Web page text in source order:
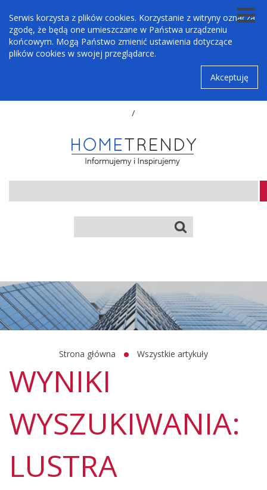
Serwis korzysta z plików cookies. Korzystanie z witryny oznacza
zgodę, że będą one umieszczane w Państwa urządzeniu
końcowym. Mogą Państwo zmienić ustawienia dotyczące
plików cookies w swojej przeglądarce.
Akceptuję
/
Strona główna Wszystkie artykuły
WYNIKI
WYSZUKIWANIA:
LUSTRA